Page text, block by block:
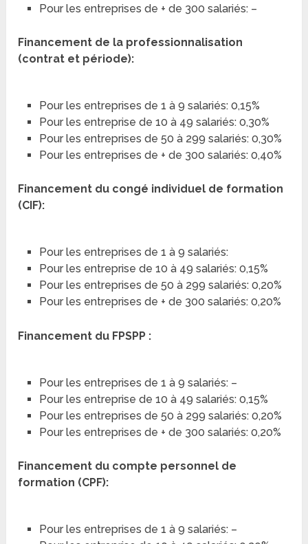
Pour les entreprises de + de 300 salariés: –
Financement de la professionnalisation
(contrat et période):
Pour les entreprises de 1 à 9 salariés: 0,15%
Pour les entreprise de 10 à 49 salariés: 0,30%
Pour les entreprises de 50 à 299 salariés: 0,30%
Pour les entreprises de + de 300 salariés: 0,40%
Financement du congé individuel de formation
(CIF):
Pour les entreprises de 1 à 9 salariés:
Pour les entreprise de 10 à 49 salariés: 0,15%
Pour les entreprises de 50 à 299 salariés: 0,20%
Pour les entreprises de + de 300 salariés: 0,20%
Financement du FPSPP :
Pour les entreprises de 1 à 9 salariés: –
Pour les entreprise de 10 à 49 salariés: 0,15%
Pour les entreprises de 50 à 299 salariés: 0,20%
Pour les entreprises de + de 300 salariés: 0,20%
Financement du compte personnel de
formation (CPF):
Pour les entreprises de 1 à 9 salariés: –